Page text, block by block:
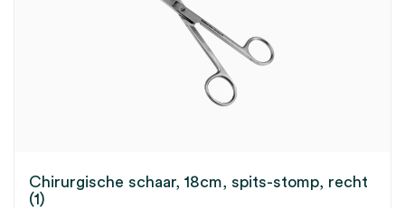
Chirurgische schaar, 18cm, spits-stomp, recht
(1)